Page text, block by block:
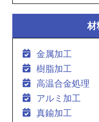
材
金属加工
樹脂加工
高温合金処理
アルミ加工
真鍮加工